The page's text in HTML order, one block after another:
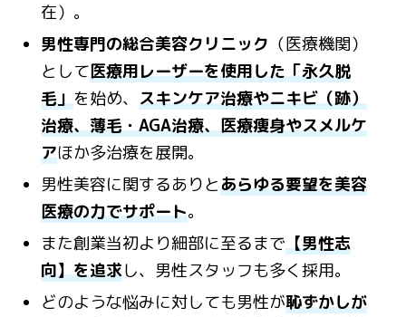
在）。
男性専門の総合美容クリニック （医療機関）
として医療用レーザーを使用した「永久脱
毛」を始め、 スキンケア治療やニキビ（跡）
治療、薄毛・AGA治療、医療痩身やスメルケ
アほか多治療を展開。
男性美容に関するありとあらゆる要望を美容
医療の力でサポート。
また創業当初より細部に至るまで【男性志
向】を追求し、男性スタッフも多く採用。
どのような悩みに対しても男性が恥ずかしが